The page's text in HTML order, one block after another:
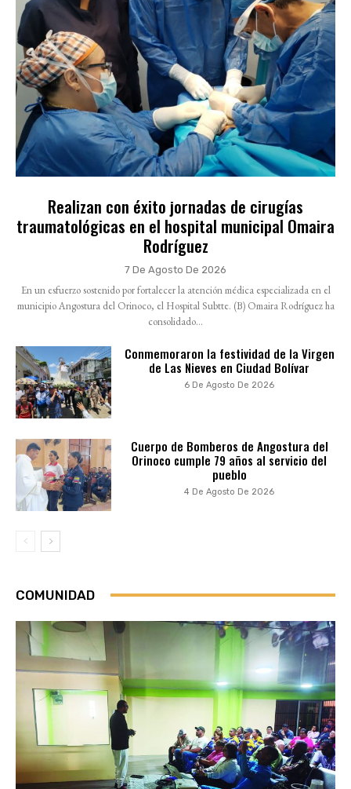
Realizan con éxito jornadas de cirugías
traumatológicas en el hospital municipal Omaira
Rodríguez
7 De Agosto De 2026
En un esfuerzo sostenido por fortalecer la atención médica especializada en el
municipio Angostura del Orinoco, el Hospital Subtte. (B) Omaira Rodríguez ha
consolidado...
Conmemoraron la festividad de la Virgen
de Las Nieves en Ciudad Bolívar
6 De Agosto De 2026
Cuerpo de Bomberos de Angostura del
Orinoco cumple 79 años al servicio del
pueblo
4 De Agosto De 2026
COMUNIDAD